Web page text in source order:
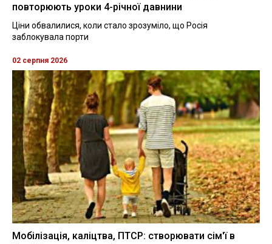
повторюють уроки 4-річної давнини
Ціни обвалилися, коли стало зрозуміло, що Росія
заблокувала порти
02 серпня 2026
Мобілізація, каліцтва, ПТСР: створювати сім'ї в